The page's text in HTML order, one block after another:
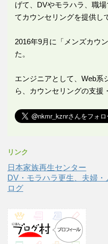
げて、DVやモラハラ、職
てカウンセリングを提供し
2016年9月に「メンズカウ
た。
エンジニアとして、Web系
ら、カウンセリングの支援
リンク
日本家族再生センター
DV・モラハラ更生、夫婦
ログ